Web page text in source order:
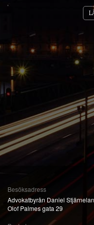
Besöksadress
Advokatbyrån Daniel
Olof Palmes gata 29